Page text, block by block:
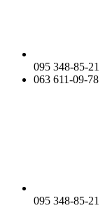
095 348-85-21
063 611-09-78
095 348-85-21